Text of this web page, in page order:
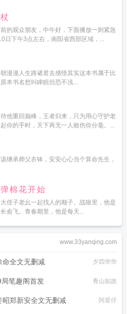
的观众朋友，中午好，下面播放一则紧急
日下午3点左右，南阳省西部区域，...
漫漫人生路诸君去感悟其实这本书属于比
本书名想叫睥睨但恐不浅...
他重回巅峰，王者归来，只为用心守护老
你的手时，天下再无一人敢伤你分毫。...
继承师父衣钵，安安心心当个算命先生，
棉花开始
侄子老幺一起找人的顺子。战狼里，他是
俞飞。青春期里，他是每天...
www.33yanqing.com
命全文无删减 夕四华华
笔趣阁首发 青山如故
郑新安全文无删减 阿星仔